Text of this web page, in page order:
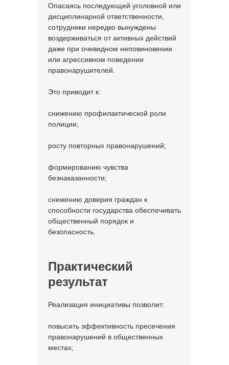
Опасаясь последующей уголовной или
дисциплинарной ответственности,
сотрудники нередко вынуждены
воздерживаться от активных действий
даже при очевидном неповиновении
или агрессивном поведении
правонарушителей.
Это приводит к:
снижению профилактической роли
полиции;
росту повторных правонарушений;
формированию чувства
безнаказанности;
снижению доверия граждан к
способности государства обеспечивать
общественный порядок и
безопасность.
Практический
результат
Реализация инициативы позволит:
повысить эффективность пресечения
правонарушений в общественных
местах;